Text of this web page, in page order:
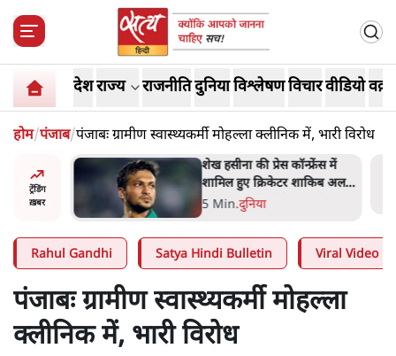
देशराज्य राजनीतिदुनियाविश्लेषणविचारवीडियो
होम/पंजाब/पंजाबः ग्रामीण स्वास्थ्यकर्मी मोहल्ला क्लीनिक में, भारी विरोध
ट्रेंडिंग
ख़बर
अहमद
में बंद
शेख हसीना की प्रेस कॉन्फ्रेंस में
शामिल हुए क्रिकेटर शाकिब अल
हसन के घर पर पेट्रोल बम से हमला
5 Min.दुनिया
Rahul Gandhi Satya Hindi Bulletin Viral Video
पंजाबः ग्रामीण स्वास्थ्यकर्मी मोहल्ला
क्लीनिक में, भारी विरोध